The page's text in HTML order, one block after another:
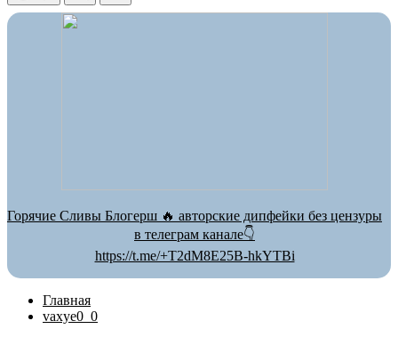
Горячие Сливы Блогерш 🔥 авторские дипфейки без цензуры
в телеграм канале👇
https://t.me/+T2dM8E25B-hkYTBi
Главная
vaxye0_0